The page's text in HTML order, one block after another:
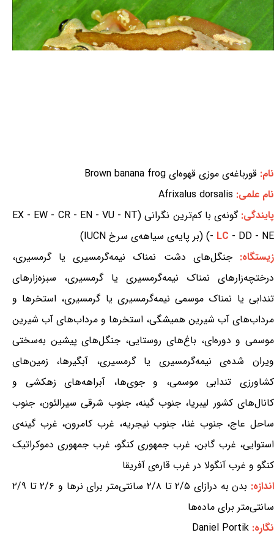
نام: قورباغه‌ی موزی قهوه‌ای Brown banana frog
نام علمی: Afrixalus dorsalis
پایندگی:
گونه‌ی با کم‌ترین نگرانی (EX - EW - CR - EN - VU - NT
- LC - DD - NE) (بر پایه‌ی سیاهه‌ی سرخ IUCN)
زیستگاه:جنگل‌های دشت نمناک نیمه‌گرمسیری یا گرمسیری،
درختچه‌زارهای نمناک نیمه‌گرمسیری یا گرمسیری، سبزه‌زارهای
تندابی یا نمناک موسمی نیمه‌گرمسیری یا گرمسیری، استخرها و
مرداب‌های آب شیرین همیشگی، استخرها و مرداب‌های آب شیرین
موسمی و دوره‌ای، باغ‌های روستایی، جنگل‌های پیشین به‌سختی
ویران شده‌ی نیمه‌گرمسیری یا گرمسیری، آبگیرها، زمین‌های
کشاورزی تندابی موسمی، و جوی‌ها، آبراهه‌های زهکشی و
کانال‌های کشور لیبریا، جنوب گینه، جنوب شرقی سیرالئون، جنوب
ساحل عاج، جنوب غنا، جنوب نیجریه، غرب کامرون، غرب گینه‌ی
استوایی، غرب گابن، غرب جمهوری کنگو، غرب جمهوری دموکراتیک
کنگو و غرب آنگولا در غرب قاره‌ی آفریقا
اندازه:
بدن به درازای ۲/۵ تا ۲/۸ سانتی‌متر برای نرها و ۲/۶ تا ۲/۹
سانتی‌متر برای ماده‌ها
نگاره: Daniel Portik